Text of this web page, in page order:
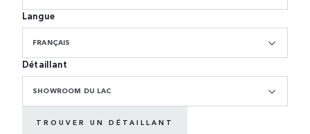
Langue
FRANÇAIS
Détaillant
SHOWROOM DU LAC
TROUVER UN DÉTAILLANT